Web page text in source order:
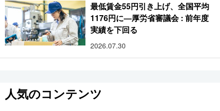
最低賃金55円引き上げ、全国平均
1176円に―厚労省審議会 : 前年度
実績を下回る
2026.07.30
人気のコンテンツ